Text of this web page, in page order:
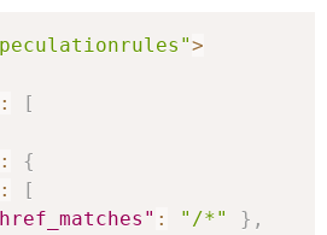
>
:
[
:
{
:
[
: "/*" } ,